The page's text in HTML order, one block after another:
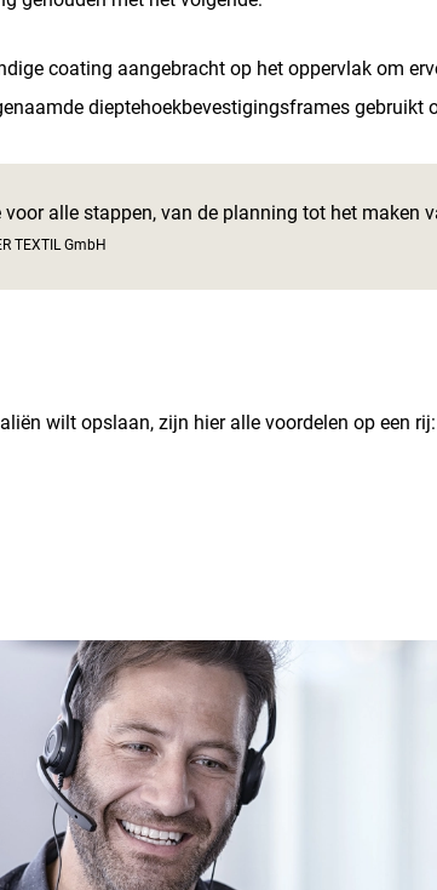
coating aangebracht op het oppervlak om
dieptehoekbevestigingsframes gebruikt
voor alle stappen, van de planning tot het maken
TEXTIL GmbH
wilt opslaan, zijn hier alle voordelen op een rij: